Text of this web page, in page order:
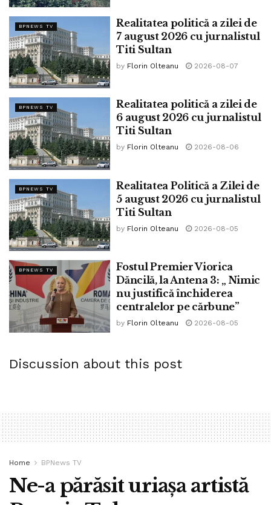
BPNEWS TV
Realitatea politică a zilei de
7 august 2026 cu jurnalistul
Titi Sultan
by Florin Olteanu 2026-08-07
BPNEWS TV
Realitatea politică a zilei de
6 august 2026 cu jurnalistul
Titi Sultan
by Florin Olteanu 2026-08-06
BPNEWS TV
Realitatea Politică a Zilei de
5 august 2026 cu jurnalistul
Titi Sultan
by Florin Olteanu 2026-08-05
BPNEWS TV
Fostul Premier Viorica
Dăncilă, la Antena 3: „ Nimic
nu justifică închiderea
centralelor pe cărbune”
by Florin Olteanu 2026-08-05
Discussion about this post
Home BPNews TV
Ne-a părăsit uriașa artistă